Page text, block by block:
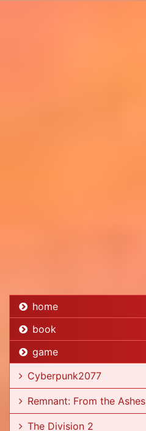
home
book
game
Cyberpunk2077
Remnant: From the Ashes
The Division 2